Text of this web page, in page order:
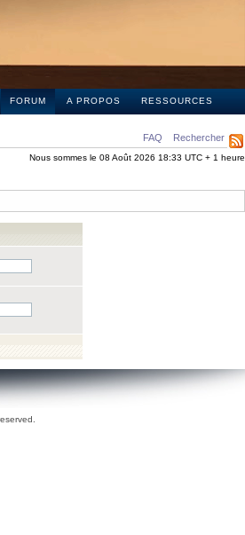
FORUM A PROPOS RESSOURCES
FAQ Rechercher
Nous sommes le 08 Août 2026 18:33 UTC + 1 heure